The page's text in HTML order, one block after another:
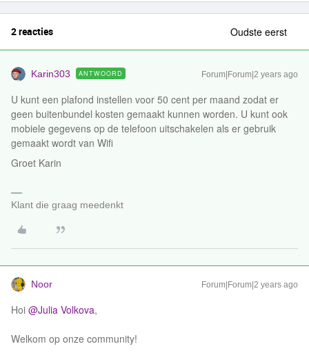
2 reacties Oudste eerst
Karin303 ANTWOORD Forum|Forum|2 years ago
U kunt een plafond instellen voor 50 cent per maand zodat er
geen buitenbundel kosten gemaakt kunnen worden. U kunt ook
mobiele gegevens op de telefoon uitschakelen als er gebruik
gemaakt wordt van Wifi
Groet Karin
Klant die graag meedenkt
Noor Forum|Forum|2 years ago
Hoi @Julia Volkova,
Welkom op onze community!